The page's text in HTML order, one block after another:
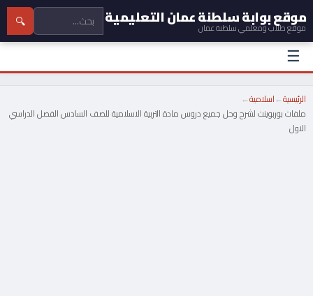
موقع بوابة سلطنة عمان التعليمية
موقع طلاب ومعلمي سلطنة عمان 🔍
☰
الرئيسية←اسلامية←
ملفات بوربوينت لشرح وحل جميع دروس مادة التربية الاسلامية للصف السادس الفصل الدراسي
الاول